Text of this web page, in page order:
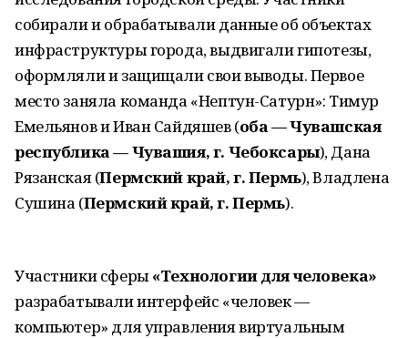
собирали и обрабатывали данные об объектах
инфраструктуры города, выдвигали гипотезы,
оформляли и защищали свои выводы. Первое
место заняла команда «Нептун-Сатурн»: Тимур
Емельянов и Иван Сайдяшев (оба — Чувашская
республика — Чувашия, г. Чебоксары), Дана
Рязанская (Пермский край, г. Пермь), Владлена
Сушина (Пермский край, г. Пермь).
Участники сферы«Технологии для человека»
разрабатывали интерфейс «человек —
компьютер» для управления виртуальным